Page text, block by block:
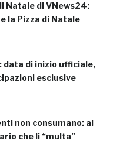
Natale di VNews24:
la Pizza di Natale
data di inizio ufficiale,
esclusive
non consumano: al
che li “multa”